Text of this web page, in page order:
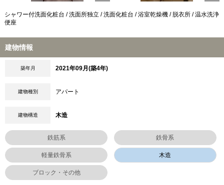
シャワー付洗面化粧台 / 洗面所独立 / 洗面化粧台 / 浴室乾燥機 / 脱衣所 / 温水洗浄
便座
建物情報
築年月 2021年09月(築4年)
建物種別 アパート
建物構造 木造
鉄筋系 鉄骨系
軽量鉄骨系 木造
ブロック・その他